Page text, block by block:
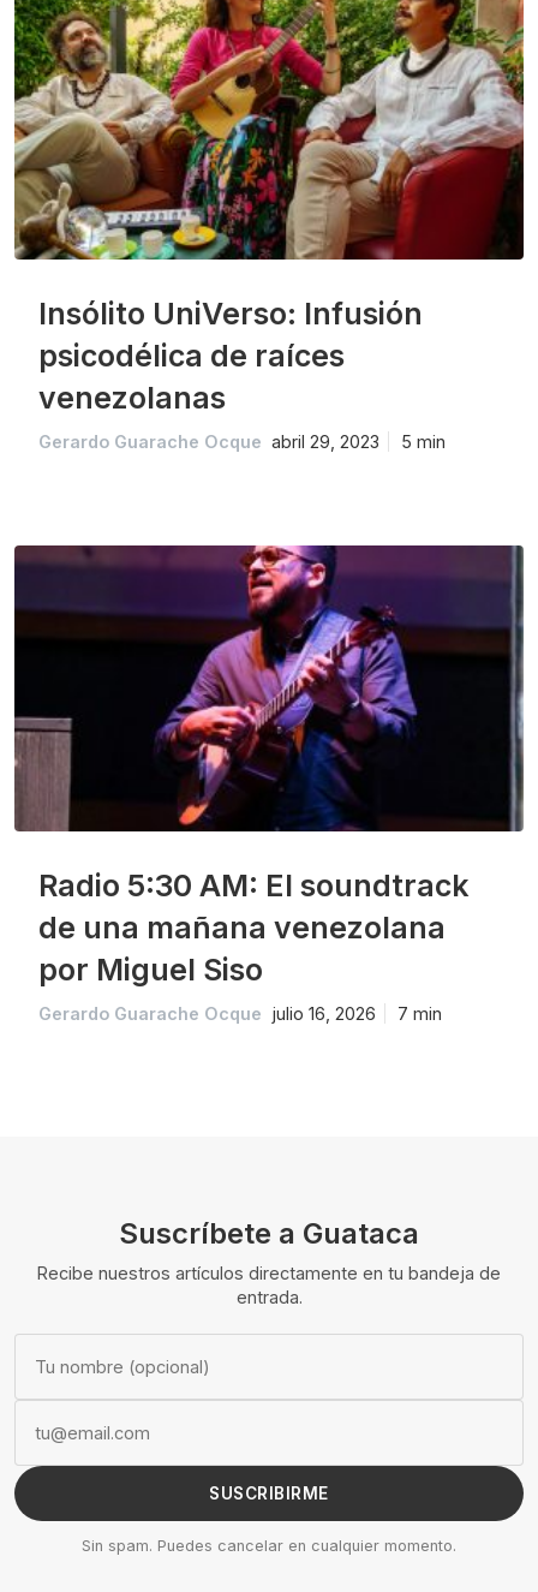
Insólito UniVerso: Infusión
psicodélica de raíces
venezolanas
Gerardo Guarache Ocque abril 29, 2023 5 min
Radio 5:30 AM: El soundtrack
de una mañana venezolana
por Miguel Siso
Gerardo Guarache Ocque julio 16, 2026 7 min
Suscríbete a Guataca
Recibe nuestros artículos directamente en tu bandeja de
entrada.
SUSCRIBIRME
Sin spam. Puedes cancelar en cualquier momento.